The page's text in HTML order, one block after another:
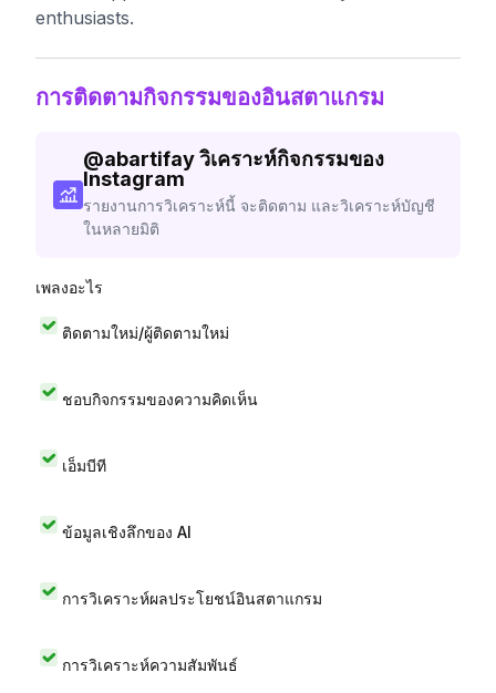
enthusiasts.
การติดตามกิจกรรมของอินสตาแกรม
@abartifayวิเคราะห์กิจกรรมของ
Instagram
รายงานการวิเคราะห์นี้ จะติดตาม และวิเคราะห์บัญชี
ในหลายมิติ
เพลงอะไร
ติดตามใหม่/ผู้ติดตามใหม่
ชอบกิจกรรมของความคิดเห็น
เอ็มบีที
ข้อมูลเชิงลึกของ AI
การวิเคราะห์ผลประโยชน์อินสตาแกรม
การวิเคราะห์ความสัมพันธ์